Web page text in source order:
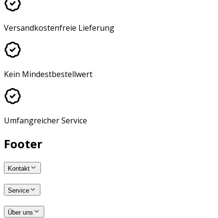
Versandkostenfreie Lieferung
Kein Mindestbestellwert
Umfangreicher Service
Footer
Kontakt
Service
Über uns